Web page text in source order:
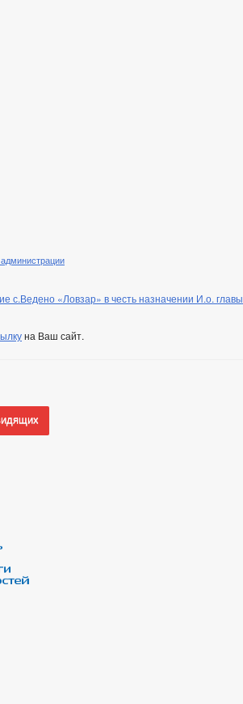
с.Ведено «Ловзар» в честь назначении И.о. главы
на Ваш сайт.